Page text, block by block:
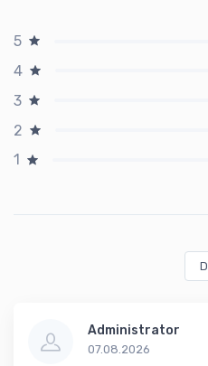
5
4
3
2
1
Administrator
07.08.2026